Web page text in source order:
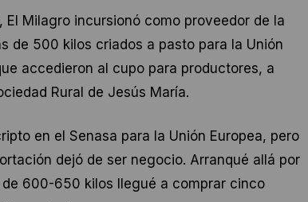
Milagro incursionó como proveedor de la
de 500 kilos criados a pasto para la Unión
accedieron al cupo para productores, a
Rural de Jesús María.
en el Senasa para la Unión Europea, pero
dejó de ser negocio. Arranqué allá por
600-650 kilos llegué a comprar cinco